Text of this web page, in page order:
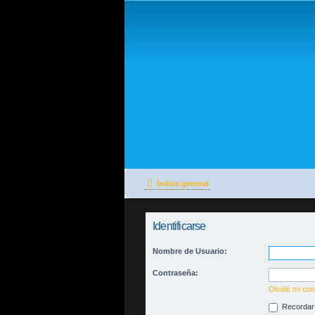
Índice general
Identificarse
Nombre de Usuario:
Contraseña:
Olvidé mi
Recordar